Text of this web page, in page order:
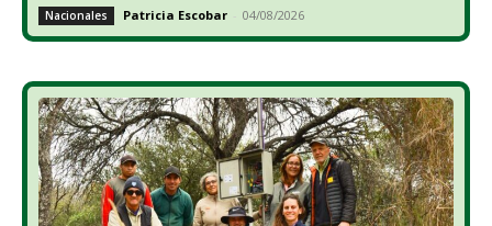
Nacionales Patricia Escobar - 04/08/2026